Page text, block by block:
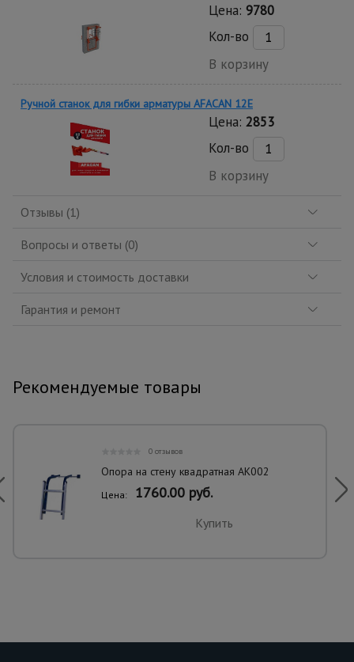
Цена: 9780
Кол-во
В корзину
Ручной станок для гибки арматуры AFACAN 12E
Цена: 2853
Кол-во
В корзину
Отзывы (1)
Вопросы и ответы (0)
Условия и стоимость доставки
Гарантия и ремонт
Рекомендуемые товары
0 отзывов
Опора на стену квадратная АК002
Цена: 1760.00 руб.
Купить